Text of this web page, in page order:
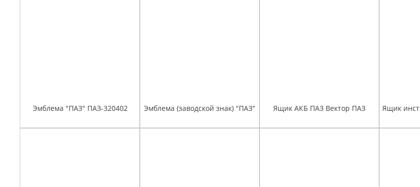
Эмблема "ПАЗ" ПАЗ-320402 Эмблема (заводской знак) "ПАЗ" Ящик АКБ ПАЗ Вектор ПАЗ